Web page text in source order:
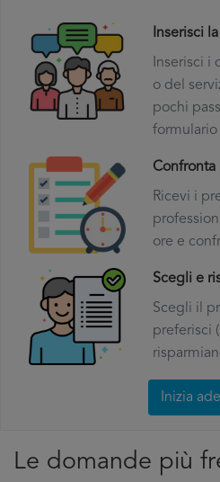
Inserisci
Inserisci
o del
pochi
formulario
Ricevi i
ore e
Scegli e
Scegli il
preferisci
Inizia
Le domande più